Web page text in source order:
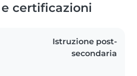
certificazioni
Istruzione post-
secondaria